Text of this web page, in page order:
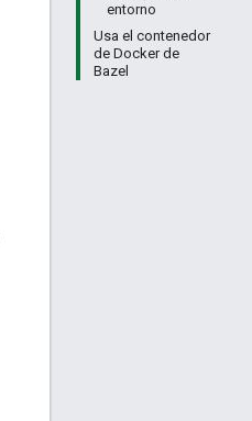
entorno
Usa el contenedor
de Docker de
Bazel